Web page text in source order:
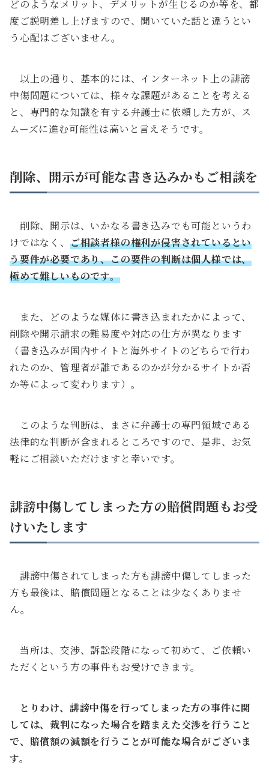
どのようなメリット、デメリットが生じるのか等を、都
度ご説明差し上げますので、聞いていた話と違うとい
う心配はございません。
以上の通り、基本的には、インターネット上の誹謗
中傷問題については、様々な課題があることを考える
と、専門的な知識を有する弁護士に依頼した方が、ス
ムーズに進む可能性は高いと言えそうです。
削除、開示が可能な書き込みかもご相談を
削除、開示は、いかなる書き込みでも可能というわ
けではなく、 ご相談者様の権利が侵害されているとい
う要件が必要であり、この要件の判断は個人様では、
極めて難しいものです。
また、どのような媒体に書き込まれたかによって、
削除や開示請求の難易度や対応の仕方が異なります
（書き込みが国内サイトと海外サイトのどちらで行わ
れたのか、管理者が誰であるのかが分かるサイトか否
か等によって変わります）。
このような判断は、まさに弁護士の専門領域である
法律的な判断が含まれるところですので、是非、お気
軽にご相談いただけますと幸いです。
誹謗中傷してしまった方の賠償問題もお受
けいたします
誹謗中傷されてしまった方も誹謗中傷してしまった
方も最後は、賠償問題となることは少なくありませ
ん。
当所は、交渉、訴訟段階になって初めて、ご依頼い
ただくという方の事件もお受けできます。
とりわけ、誹謗中傷を行ってしまった方の事件に関
しては、裁判になった場合を踏まえた交渉を行うこと
で、賠償額の減額を行うことが可能な場合がございま
す。